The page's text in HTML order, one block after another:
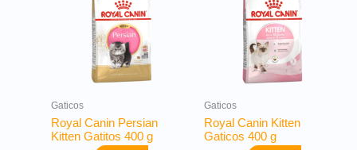
Gaticos
Royal Canin Persian
Kitten Gatitos 400 g
Gaticos
Royal Canin Kitten
Gaticos 400 g